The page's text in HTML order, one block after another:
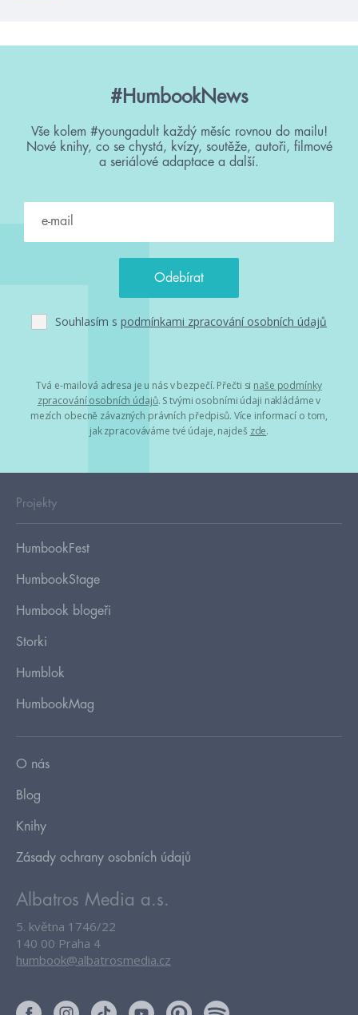
#HumbookNews
Vše kolem #youngadult každý měsíc rovnou do mailu!
Nové knihy, co se chystá, kvízy, soutěže, autoři, filmové
a seriálové adaptace a další.
Souhlasím s podmínkami zpracování osobních údajů
Tvá e-mailová adresa je u nás v bezpečí. Přečti si naše podmínky
zpracování osobních údajů. S tvými osobními údaji nakládáme v
mezích obecně závazných právních předpisů. Více informací o tom,
jak zpracováváme tvé údaje, najdeš zde.
Projekty
HumbookFest
HumbookStage
Humbook blogeři
Storki
Humblok
HumbookMag
O nás
Blog
Knihy
Zásady ochrany osobních údajů
Albatros Media a.s.
5. května 1746/22
140 00 Praha 4
humbook@albatrosmedia.cz